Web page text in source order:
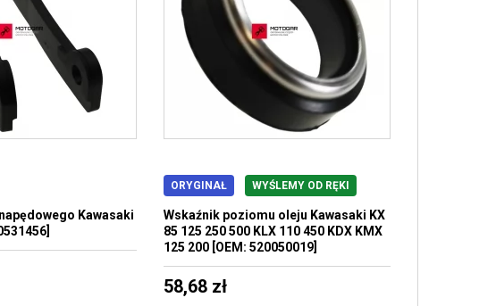
Kawasaki
ORYGINAŁ WYŚLEMY OD RĘKI
Wskaźnik poziomu oleju Kawasaki KX
85 125 250 500 KLX 110 450 KDX KMX
125 200 [OEM: 520050019]
58,68 zł